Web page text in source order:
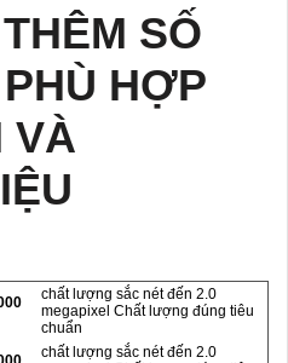
SỐ
HỢP
VÀ
chất lượng sắc nét đến 2.0
megapixel Chất lượng đúng tiêu
chuẩn
chất lượng sắc nét đến 2.0